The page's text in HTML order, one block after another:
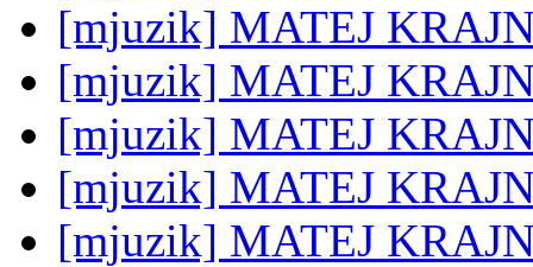
[mjuzik] MATEJ
[mjuzik] MATEJ
[mjuzik] MATEJ
[mjuzik] MATEJ
[mjuzik] MATEJ